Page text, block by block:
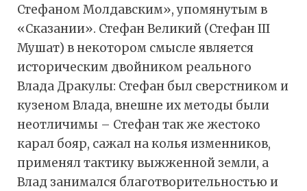
Стефаном Молдавским», упомянутым в
«Сказании». Стефан Великий (Стефан III
Мушат) в некотором смысле является
историческим двойником реального
Влада Дракулы: Стефан был сверстником и
кузеном Влада, внешне их методы были
неотличимы – Cтефан так же жестоко
карал бояр, сажал на колья изменников,
применял тактику выжженной земли, а
Влад занимался благотворительностью и